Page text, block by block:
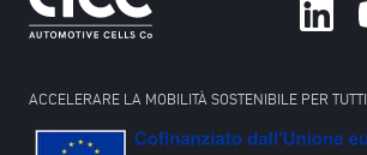
ACCELERARE LA MOBILITÀ SOSTENIBILE PER TUTTI